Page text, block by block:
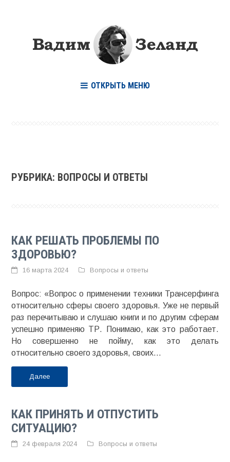
ОТКРЫТЬ МЕНЮ
РУБРИКА: ВОПРОСЫ И ОТВЕТЫ
КАК РЕШАТЬ ПРОБЛЕМЫ ПО
ЗДОРОВЬЮ?
16 марта 2024 Вопросы и ответы
Вопрос: «Вопрос о применении техники Трансерфинга
относительно сферы своего здоровья. Уже не первый
раз перечитываю и слушаю книги и по другим сферам
успешно применяю ТР. Понимаю, как это работает.
Но совершенно не пойму, как это делать
относительно своего здоровья, своих...
Далее
КАК ПРИНЯТЬ И ОТПУСТИТЬ
СИТУАЦИЮ?
24 февраля 2024 Вопросы и ответы